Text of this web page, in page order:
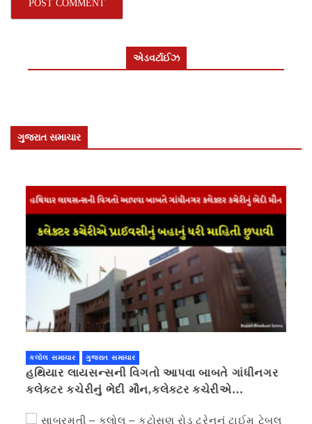
એડવર્ટાઈઝ
ગુજરાત સમાચાર
કલોલ સમાચાર ગુજરાત સમાચાર
હથિયાર લાયસન્સની વિગતો આપવા બાબતે ગાંધીનગર
કલેક્ટર કચેરીનું ભેદી મૌન,કલેક્ટર કચેરીએ